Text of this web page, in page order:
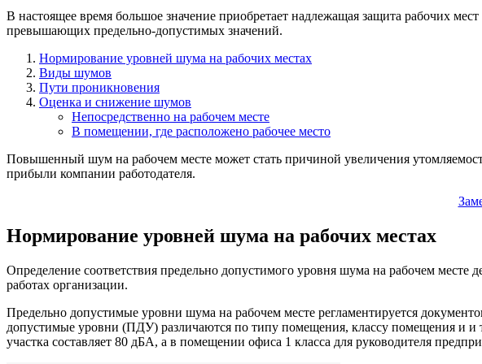
В настоящее время большое значение приобретает надлежащая защита рабочих
превышающих предельно-допустимых значений.
Нормирование уровней шума на рабочих местах
Виды шумов
Пути проникновения
Оценка и снижение шумов
Непосредственно на рабочем месте
В помещении, где расположено рабочее место
Повышенный шум на рабочем месте может стать причиной увеличения
прибыли компании работодателя.
Нормирование уровней шума на рабочих местах
Определение соответствия предельно допустимого уровня шума на рабочем
работах организации.
Предельно допустимые уровни шума на рабочем месте регламентируется
допустимые уровни (ПДУ) различаются по типу помещения, классу помещения и и
участка составляет 80 дБА, а в помещении офиса 1 класса для руководителя